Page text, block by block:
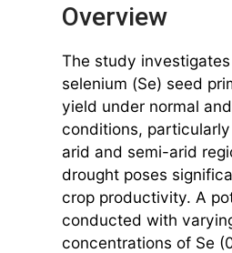
Overview
The study
selenium (Se) seed
yield under normal
conditions,
arid and semi-arid
drought poses
crop productivity. A
conducted with
concentrations of Se